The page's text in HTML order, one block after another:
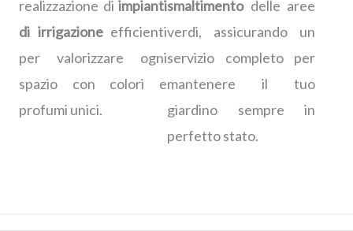
realizzazione di impianti
di irrigazioneefficienti
per valorizzare ogni
spazio con colori e
profumi unici.
smaltimentodelle aree
verdi, assicurando un
servizio completo per
mantenere il tuo
giardino sempre in
perfetto stato.